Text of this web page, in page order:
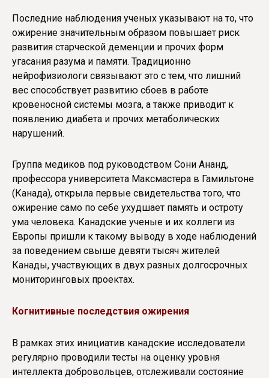
Последние наблюдения ученых указывают на то, что
ожирение значительным образом повышает риск
развития старческой деменции и прочих форм
угасания разума и памяти. Традиционно
нейрофизиологи связывают это с тем, что лишний
вес способствует развитию сбоев в работе
кровеносной системы мозга, а также приводит к
появлению диабета и прочих метаболических
нарушений.
Группа медиков под руководством Сони Ананд,
профессора университета Максмастера в Гамильтоне
(Канада), открыла первые свидетельства того, что
ожирение само по себе ухудшает память и остроту
ума человека. Канадские ученые и их коллеги из
Европы пришли к такому выводу в ходе наблюдений
за поведением свыше девяти тысяч жителей
Канады, участвующих в двух разных долгосрочных
мониторинговых проектах.
Когнитивные последствия ожирения
В рамках этих инициатив канадские исследователи
регулярно проводили тесты на оценку уровня
интеллекта добровольцев, отслеживали состояние